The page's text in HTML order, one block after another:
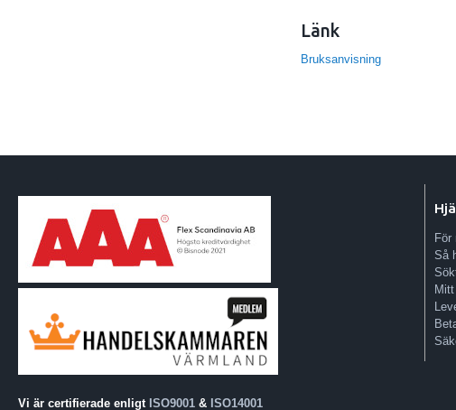
Länk
Bruksanvisning
Vi är certifierade enligt ISO9001 & ISO14001
För
Så